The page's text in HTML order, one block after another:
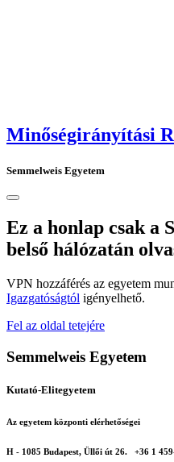
Minőségirányítási
Semmelweis Egyetem
Ez a honlap csak a
belső hálózatán
VPN hozzáférés az egyetem
Igazgatóságtól igényelhető.
Fel az oldal tetejére
Semmelweis Egyetem
Kutató-Elitegyetem
Az egyetem központi elérhetőségei
H - 1085 Budapest, Üllői út 26.
+36 1